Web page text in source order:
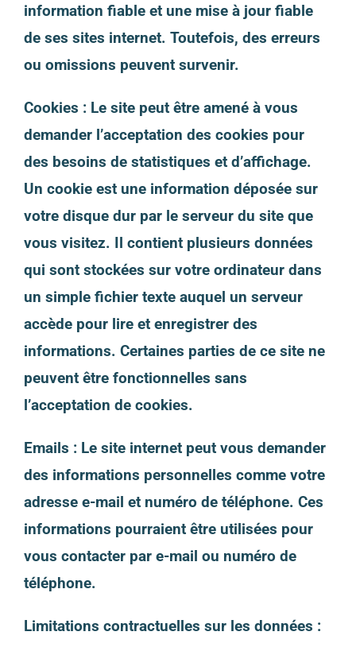
information fiable et une mise à jour fiable
de ses sites internet. Toutefois, des erreurs
ou omissions peuvent survenir.
Cookies : Le site peut être amené à vous
demander l’acceptation des cookies pour
des besoins de statistiques et d’affichage.
Un cookie est une information déposée sur
votre disque dur par le serveur du site que
vous visitez. Il contient plusieurs données
qui sont stockées sur votre ordinateur dans
un simple fichier texte auquel un serveur
accède pour lire et enregistrer des
informations. Certaines parties de ce site ne
peuvent être fonctionnelles sans
l’acceptation de cookies.
Emails : Le site internet peut vous demander
des informations personnelles comme votre
adresse e-mail et numéro de téléphone. Ces
informations pourraient être utilisées pour
vous contacter par e-mail ou numéro de
téléphone.
Limitations contractuelles sur les données :